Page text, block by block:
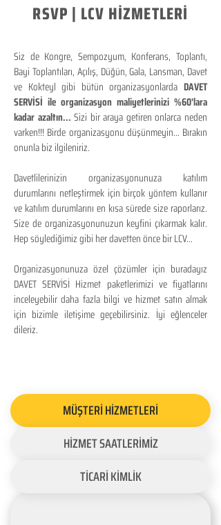
RSVP | LCV HİZMETLERİ
Siz de Kongre, Sempozyum, Konferans, Toplantı,
Bayi Toplantıları, Açılış, Düğün, Gala, Lansman, Davet
ve Kokteyl gibi bütün organizasyonlarda DAVET
SERVİSİ ile organizasyon maliyetlerinizi %60'lara
kadar azaltın...Sizi bir araya getiren onlarca neden
varken!!! Birde organizasyonu düşünmeyin... Bırakın
onunla biz ilgileniriz.
Davetlilerinizin organizasyonunuza katılım
durumlarını netleştirmek için birçok yöntem kullanır
ve katılım durumlarını en kısa sürede size raporlarız.
Size de organizasyonunuzun keyfini çıkarmak kalır.
Hep söylediğimiz gibi her davetten önce bir LCV...
Organizasyonunuza özel çözümler için buradayız
DAVET SERVİSİ Hizmet paketlerimizi ve fiyatlarını
inceleyebilir daha fazla bilgi ve hizmet satın almak
için bizimle iletişime geçebilirsiniz. İyi eğlenceler
dileriz.
MÜŞTERİ HİZMETLERİ
HİZMET SAATLERİMİZ
TİCARİ KİMLİK